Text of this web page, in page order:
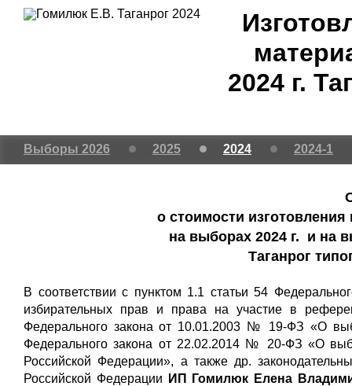
2024 г.
Выборы 2026 2025 2024 2024-1
о стоимости
на выборах 2024 г. и на
Таганрог
В соответствии с пунктом 1.1 статьи 54
избирательных прав и права на участие в
Федерального закона от 10.01.2003 № 19-ФЗ «О
Федерального закона от 22.02.2014 № 20-ФЗ «О
Российской Федерации», а также др.
Российской Федерации
ИП Гомилюк Елена